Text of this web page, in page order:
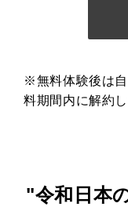
※無料体験後は
料期間内に解約
"令和日本